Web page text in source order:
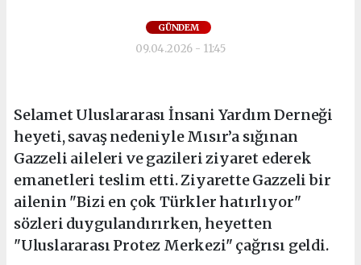
GÜNDEM
09.04.2026 - 11:45
Selamet Uluslararası İnsani Yardım Derneği
heyeti, savaş nedeniyle Mısır’a sığınan
Gazzeli aileleri ve gazileri ziyaret ederek
emanetleri teslim etti. Ziyarette Gazzeli bir
ailenin "Bizi en çok Türkler hatırlıyor"
sözleri duygulandırırken, heyetten
"Uluslararası Protez Merkezi" çağrısı geldi.